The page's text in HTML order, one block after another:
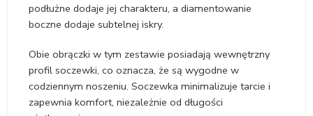
podłużne dodaje jej charakteru, a diamentowanie
boczne dodaje subtelnej iskry.
Obie obrączki w tym zestawie posiadają wewnętrzny
profil soczewki, co oznacza, że są wygodne w
codziennym noszeniu. Soczewka minimalizuje tarcie i
zapewnia komfort, niezależnie od długości